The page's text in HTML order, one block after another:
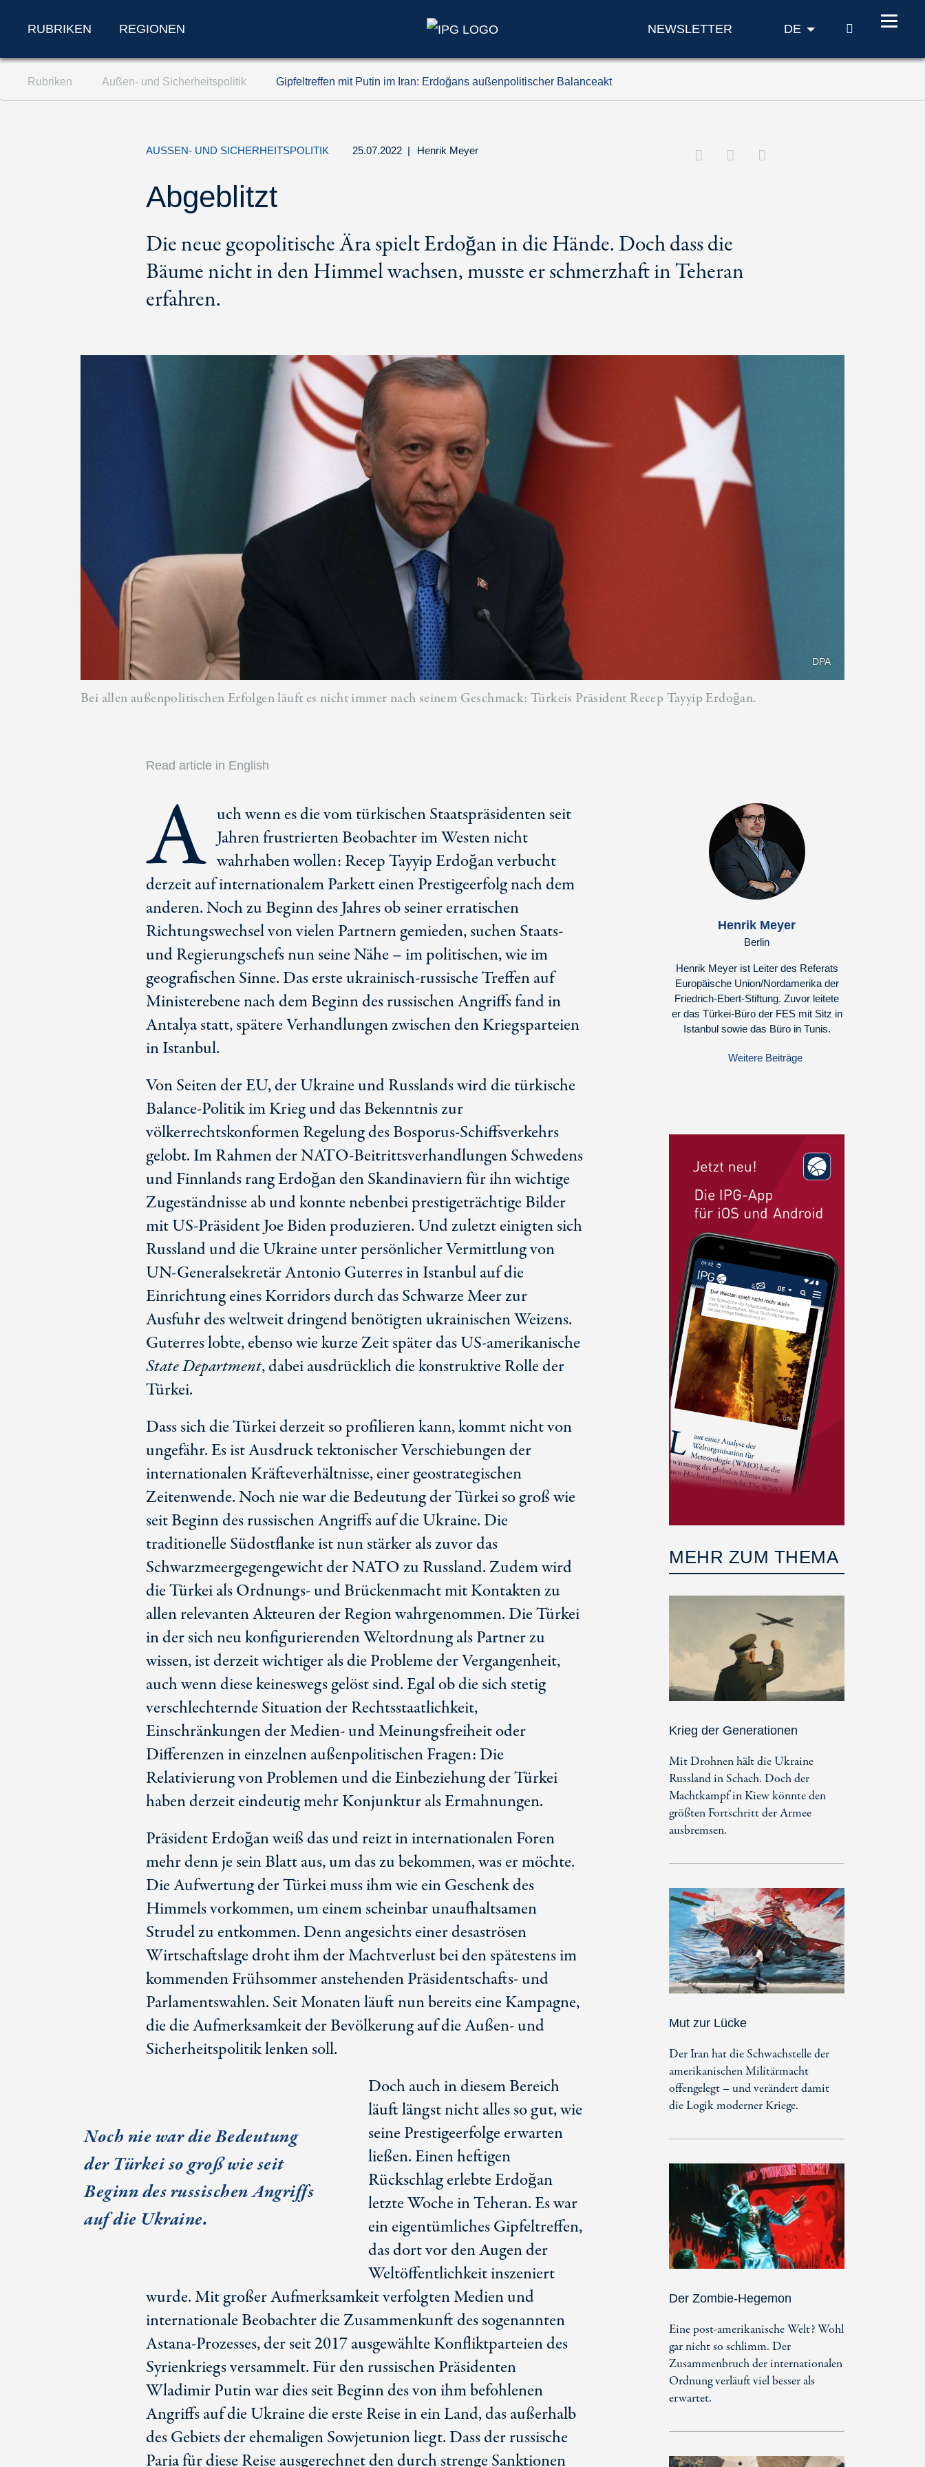
Zum Inhalt springen (Accesskey '1')
Zur Suche springen (Accesskey '2')
RUBRIKEN REGIONEN NEWSLETTER DE SUCHE
Rubriken Außen- und Sicherheitspolitik Gipfeltreffen mit Putin im Iran: Erdoğans außenpolitischer Balanceakt
AUSSEN- UND SICHERHEITSPOLITIK 25.07.2022 | Henrik Meyer
Abgeblitzt
Die neue geopolitische Ära spielt Erdoğan in die Hände. Doch dass die
Bäume nicht in den Himmel wachsen, musste er schmerzhaft in Teheran
erfahren.
DPA
Bei allen außenpolitischen Erfolgen läuft es nicht immer nach seinem Geschmack: Türkeis Präsident Recep Tayyip Erdoğan.
Read article in English
A uch wenn es die vom türkischen Staatspräsidenten seit
Jahren frustrierten Beobachter im Westen nicht
wahrhaben wollen: Recep Tayyip Erdoğan verbucht
derzeit auf internationalem Parkett einen Prestigeerfolg nach dem
anderen. Noch zu Beginn des Jahres ob seiner erratischen
Richtungswechsel von vielen Partnern gemieden, suchen Staats-
und Regierungschefs nun seine Nähe – im politischen, wie im
geografischen Sinne. Das erste ukrainisch-russische Treffen auf
Ministerebene nach dem Beginn des russischen Angriffs fand in
Antalya statt, spätere Verhandlungen zwischen den Kriegsparteien
in Istanbul.
Von Seiten der EU, der Ukraine und Russlands wird die türkische
Balance-Politik im Krieg und das Bekenntnis zur
völkerrechtskonformen Regelung des Bosporus-Schiffsverkehrs
gelobt. Im Rahmen der NATO-Beitrittsverhandlungen Schwedens
und Finnlands rang Erdoğan den Skandinaviern für ihn wichtige
Zugeständnisse ab und konnte nebenbei prestigeträchtige Bilder
mitUS-Präsident Joe Biden produzieren. Und zuletzt einigten sich
Russland und die Ukraine unter persönlicher Vermittlung von
UN-Generalsekretär Antonio Guterres in Istanbul auf die
Einrichtung eines Korridors durch das Schwarze Meer zur
Ausfuhr des weltweit dringend benötigten ukrainischen Weizens.
Guterres lobte, ebenso wie kurze Zeit später dasUS-amerikanische
State Department, dabei ausdrücklich die konstruktive Rolle der
Türkei.
Dass sich die Türkei derzeit so profilieren kann, kommt nicht von
ungefähr. Es ist Ausdruck tektonischer Verschiebungen der
internationalen Kräfteverhältnisse, einer geostrategischen
Zeitenwende. Noch nie war die Bedeutung der Türkei so groß wie
seit Beginn des russischen Angriffs auf die Ukraine. Die
traditionelle Südostflanke ist nun stärker als zuvor das
Schwarzmeergegengewicht der NATO zu Russland. Zudem wird
die Türkei als Ordnungs- und Brückenmacht mit Kontakten zu
allen relevanten Akteuren der Region wahrgenommen. Die Türkei
in der sich neu konfigurierenden Weltordnung als Partner zu
wissen, ist derzeit wichtiger als die Probleme der Vergangenheit,
auch wenn diese keineswegs gelöst sind. Egal ob die sich stetig
verschlechternde Situation der Rechtsstaatlichkeit,
Einschränkungen der Medien- und Meinungsfreiheit oder
Differenzen in einzelnen außenpolitischen Fragen: Die
Relativierung von Problemen und die Einbeziehung der Türkei
haben derzeit eindeutig mehr Konjunktur als Ermahnungen.
Präsident Erdoğan weiß das und reizt in internationalen Foren
mehr denn je sein Blatt aus, um das zu bekommen, was er möchte.
Die Aufwertung der Türkei muss ihm wie ein Geschenk des
Himmels vorkommen, um einem scheinbar unaufhaltsamen
Strudel zu entkommen. Denn angesichts einer desaströsen
Wirtschaftslage droht ihm der Machtverlust bei den spätestens im
kommenden Frühsommer anstehenden Präsidentschafts- und
Parlamentswahlen. Seit Monaten läuft nun bereits eine Kampagne,
die die Aufmerksamkeit der Bevölkerung auf die Außen- und
Sicherheitspolitik lenken soll.
Noch nie war die Bedeutung
der Türkei so groß wie seit
Beginn des russischen Angriffs
auf die Ukraine.
Doch auch in diesem Bereich
läuft längst nicht alles so gut, wie
seine Prestigeerfolge erwarten
ließen. Einen heftigen
Rückschlag erlebte Erdoğan
letzte Woche in Teheran. Es war
ein eigentümliches Gipfeltreffen,
das dort vor den Augen der
Weltöffentlichkeit inszeniert
wurde. Mit großer Aufmerksamkeit verfolgten Medien und
internationale Beobachter die Zusammenkunft des sogenannten
Astana-Prozesses, der seit 2017 ausgewählte Konfliktparteien des
Syrienkriegs versammelt. Für den russischen Präsidenten
Wladimir Putin war dies seit Beginn des von ihm befohlenen
Angriffs auf die Ukraine die erste Reise in ein Land, das außerhalb
des Gebiets der ehemaligen Sowjetunion liegt. Dass der russische
Paria für diese Reise ausgerechnet den durch strenge Sanktionen
Henrik Meyer
Berlin
Henrik Meyer ist Leiter des Referats
Europäische Union/Nordamerika der
Friedrich-Ebert-Stiftung. Zuvor leitete
er das Türkei-Büro der FES mit Sitz in
Istanbul sowie das Büro in Tunis.
Weitere Beiträge
MEHR ZUM THEMA
Krieg der Generationen
Mit Drohnen hält die Ukraine
Russland in Schach. Doch der
Machtkampf in Kiew könnte den
größten Fortschritt der Armee
ausbremsen.
Mut zur Lücke
Der Iran hat die Schwachstelle der
amerikanischen Militärmacht
offengelegt – und verändert damit
die Logik moderner Kriege.
Der Zombie-Hegemon
Eine post-amerikanische Welt? Wohl
gar nicht so schlimm. Der
Zusammenbruch der internationalen
Ordnung verläuft viel besser als
erwartet.